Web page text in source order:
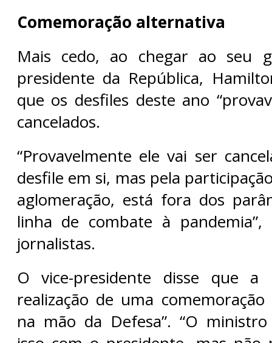
Comemoração alternativa
Mais cedo, ao chegar ao seu
presidente da República,
que os desfiles deste ano
cancelados.
“Provavelmente ele vai ser
desfile em si, mas pela
aglomeração, está fora dos
linha de combate à
jornalistas.
O vice-presidente disse que a
realização de uma
na mão da Defesa”. “O